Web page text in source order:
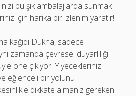
bu şık ambalajlarda sunmak
için harika bir izlenim yaratır!
kağıdı Dukha, sadece
zamanda çevresel duyarlılığı
öne çıkıyor. Yiyeceklerinizi
eğlenceli bir yolunu
dikkate almanız gereken